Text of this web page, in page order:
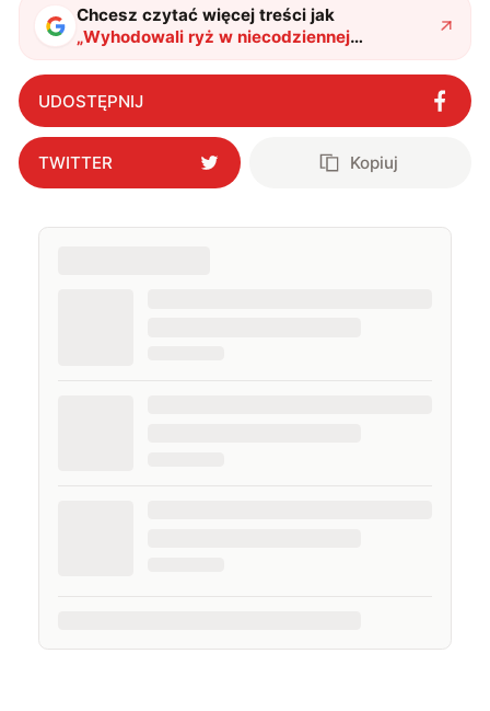
Chcesz czytać więcej treści jak
„Wyhodowali ryż w niecodziennej
lokalizacji. To kolejny krok w eksploracji
przestrzeni kosmicznej"?
UDOSTĘPNIJ
TWITTER Kopiuj